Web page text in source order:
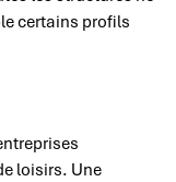
certains profils
loisirs. Une